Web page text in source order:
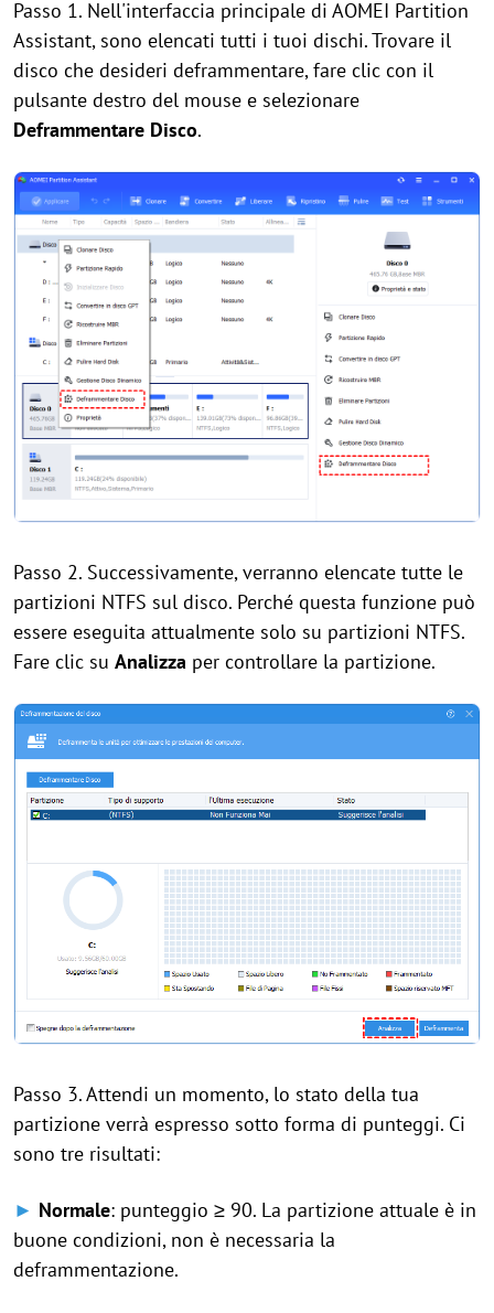
Passo 1. Nell'interfaccia principale di AOMEI Partition
Assistant, sono elencati tutti i tuoi dischi. Trovare il
disco che desideri deframmentare, fare clic con il
pulsante destro del mouse e selezionare
Deframmentare Disco.
Passo 2. Successivamente, verranno elencate tutte le
partizioni NTFS sul disco. Perché questa funzione può
essere eseguita attualmente solo su partizioni NTFS.
Fare clic su Analizza per controllare la partizione.
Passo 3. Attendi un momento, lo stato della tua
partizione verrà espresso sotto forma di punteggi. Ci
sono tre risultati:
► Normale: punteggio ≥ 90. La partizione attuale è in
buone condizioni, non è necessaria la
deframmentazione.